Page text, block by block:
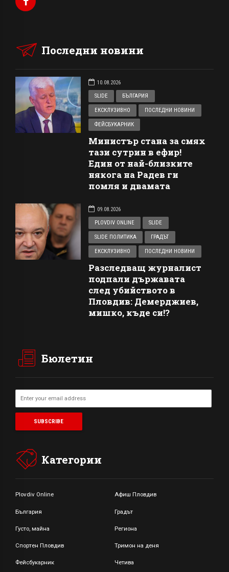
Последни новини
10.08.2026
SLIDE
БЪЛГАРИЯ
ЕКСКЛУЗИВНО ПОСЛЕДНИ НОВИНИ
ФЕЙСБУКАРНИК
Министър стана за смях
тази сутрин в ефир!
Един от най-близките
някога на Радев ги
помля и двамата
09.08.2026
PLOVDIV ONLINE
SLIDE
SLIDE ПОЛИТИКА ГРАДЪТ
ЕКСКЛУЗИВНО ПОСЛЕДНИ НОВИНИ
Разследващ журналист
подпали държавата
след убийството в
Пловдив: Демерджиев,
мишко, къде си!?
Бюлетин
Категории
Plovdiv Online Афиш Пловдив
България Градът
Густо, майна Региона
Спортен Пловдив Тримон на деня
Фейсбукарник Четива